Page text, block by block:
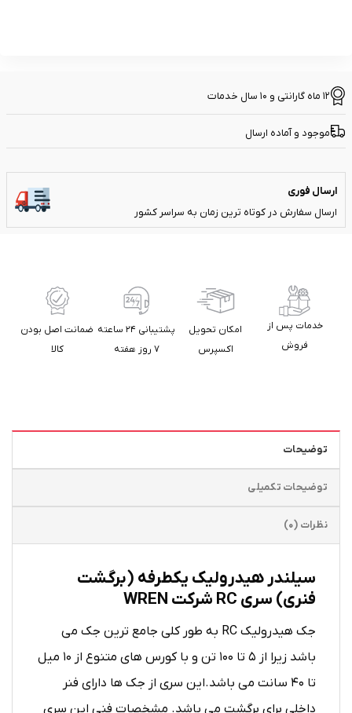
12 ماه گارانتی و 10 سال خدمات
موجود و آماده ارسال
ارسال فوری
ارسال سفارش در کوتاه ترین زمان به سراسر کشور
خدمات پس از
فروش
امکان تحویل
اکسپرس
پشتیبانی ۲۴ ساعته
۷ روز هفته
ضمانت اصل بودن
کالا
توضیحات
توضیحات تکمیلی
نظرات (0)
سیلندر هیدرولیک یکطرفه (برگشت
فنری) سری RC شرکت WREN
جک هیدرولیک RC به طور کلی جامع ترین جک می
باشد زیرا از ۵ تا ۱۰۰ تن و با کورس های متنوع از ۱۰ میل
تا ۴۰ سانت می باشد.این سری از جک ها دارای فنر
داخلی برای برگشت می باشد. مشخصات فنی این سری